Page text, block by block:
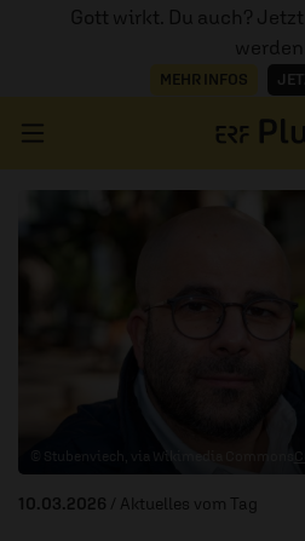
Gott wirkt. Du auch?
MEHR INFOS
10.03.2026 / Aktuelles vom Tag